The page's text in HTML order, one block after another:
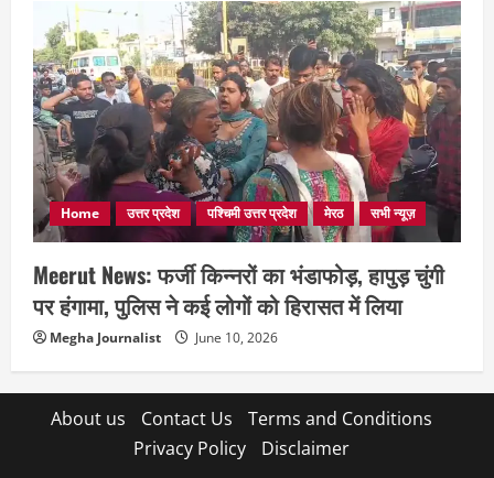
Home उत्तर प्रदेश पश्चिमी उत्तर प्रदेश मेरठ सभी न्यूज़
Meerut News: फर्जी किन्नरों का भंडाफोड़, हापुड़ चुंगी
पर हंगामा, पुलिस ने कई लोगों को हिरासत में लिया
Megha Journalist June 10, 2026
About us Contact Us
Terms and Conditions
Privacy Policy
Disclaimer